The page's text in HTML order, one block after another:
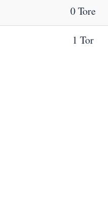
0 Tore
1 Tor